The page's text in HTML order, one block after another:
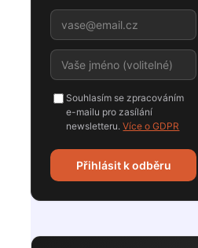
Souhlasím se zpracováním
e-mailu pro zasílání
newsletteru.Více o GDPR
Přihlásit k odběru